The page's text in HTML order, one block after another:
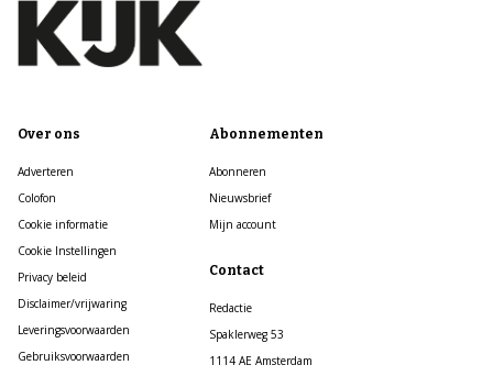
Over ons
Adverteren
Colofon
Cookie informatie
Cookie Instellingen
Privacy beleid
Disclaimer/vrijwaring
Leveringsvoorwaarden
Gebruiksvoorwaarden
Abonnementen
Abonneren
Nieuwsbrief
Mijn account
Contact
Redactie
Spaklerweg 53
1114 AE Amsterdam